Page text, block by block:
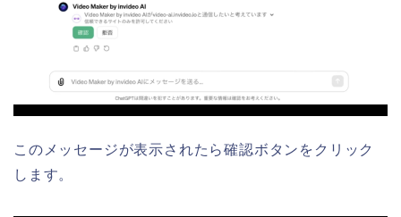
このメッセージが表示されたら確認ボタンをクリック
します。